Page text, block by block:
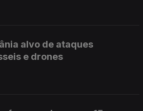
alvo de ataques
e drones